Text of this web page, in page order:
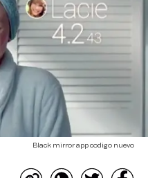
Black mirror app codigo nuevo